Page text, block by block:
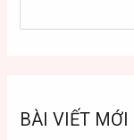
BÀI VIẾT MỚI